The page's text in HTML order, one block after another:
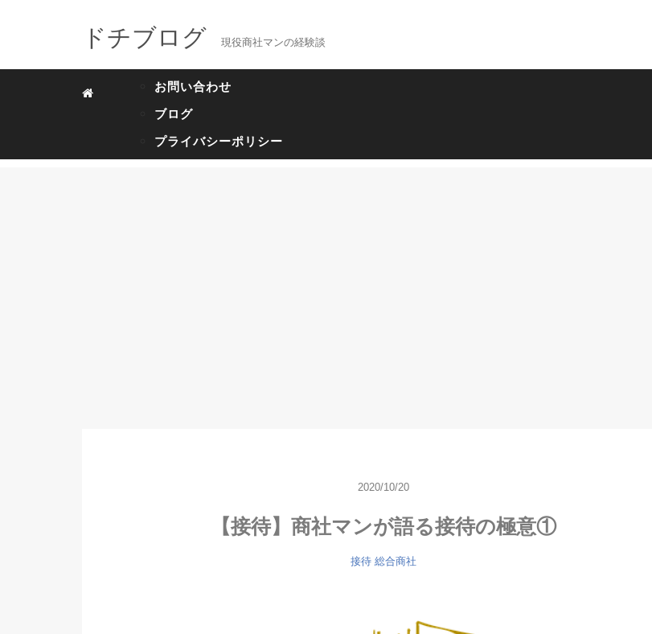
ドチブログ 現役商社マンの経験談
お問い合わせ
ブログ
プライバシーポリシー
2020/10/20
【接待】商社マンが語る接待の極意①
接待 総合商社